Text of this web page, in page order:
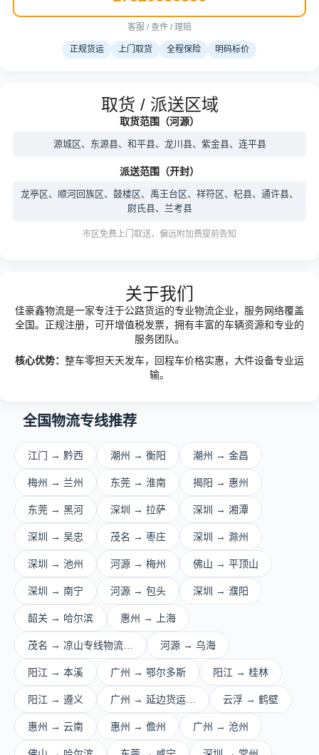
客服 / 查件 / 理赔
正规货运 上门取货 全程保险 明码标价
取货 / 派送区域
取货范围（河源）
源城区、东源县、和平县、龙川县、紫金县、连平县
派送范围（开封）
龙亭区、顺河回族区、鼓楼区、禹王台区、祥符区、杞县、通许县、
尉氏县、兰考县
市区免费上门取送，偏远附加费提前告知
关于我们
佳豪鑫物流是一家专注于公路货运的专业物流企业，服务网络覆盖
全国。正规注册，可开增值税发票，拥有丰富的车辆资源和专业的
服务团队。
核心优势： 整车零担天天发车，回程车价格实惠，大件设备专业运
输。
全国物流专线推荐
江门 → 黔西 潮州 → 衡阳 潮州 → 金昌
梅州 → 兰州 东莞 → 淮南 揭阳 → 惠州
东莞 → 黑河 深圳 → 拉萨 深圳 → 湘潭
深圳 → 吴忠 茂名 → 枣庄 深圳 → 滁州
深圳 → 池州 河源 → 梅州 佛山 → 平顶山
深圳 → 南宁 河源 → 包头 深圳 → 濮阳
韶关 → 哈尔滨 惠州 → 上海
茂名 → 凉山专线物流… 河源 → 乌海
阳江 → 本溪 广州 → 鄂尔多斯 阳江 → 桂林
阳江 → 遵义 广州 → 延边货运… 云浮 → 鹤壁
惠州 → 云南 惠州 → 儋州 广州 → 沧州